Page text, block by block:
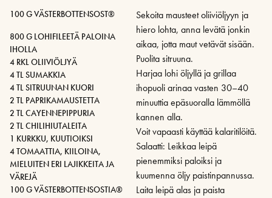
100 G VÄSTERBOTTENSOST®
800 G LOHIFILEETÄ PALOINA
IHOLLA
4 RKL OLIIVIÖLJYÄ
4 TL SUMAKKIA
4 TL SITRUUNAN KUORI
2 TL PAPRIKAMAUSTETTA
2 TL CAYENNEPIPPURIA
2 TL CHILIHIUTALEITA
1 KURKKU, KUUTIOIKSI
4 TOMAATTIA, KIILOINA,
MIELUITEN ERI LAJIKKEITA JA
VÄREJÄ
100 G VÄSTERBOTTENSOSTIA®
Sekoita mausteet oliiviöljyyn ja
hiero lohta, anna levätä jonkin
aikaa, jotta maut vetävät sisään.
Puolita sitruuna.
Harjaa lohi öljyllä ja grillaa
ihopuoli arinaa vasten 30–40
minuuttia epäsuoralla lämmöllä
kannen alla.
Voit vapaasti käyttää kalaritilöitä.
Salaatti: Leikkaa leipä
pienemmiksi paloiksi ja
kuumenna öljy paistinpannussa.
Laita leipä alas ja paista